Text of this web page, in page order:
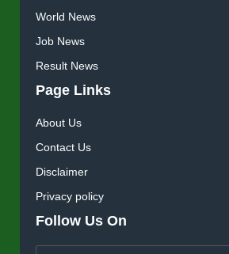
World News
Job News
Result News
Page Links
About Us
Contact Us
Disclaimer
Privacy policy
Follow Us On